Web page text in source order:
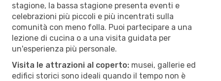
stagione, la bassa stagione presenta eventi e
celebrazioni più piccoli e più incentrati sulla
comunità con meno folla. Puoi partecipare a una
lezione di cucina o a una visita guidata per
un'esperienza più personale.
Visita le attrazioni al coperto: musei, gallerie ed
edifici storici sono ideali quando il tempo non è